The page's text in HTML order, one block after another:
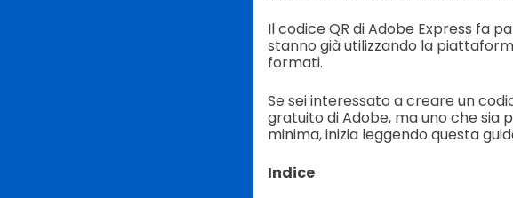
Il codice QR di Adobe Express fa
stanno già utilizzando la
formati.
Se sei interessato a creare un
gratuito di Adobe, ma uno che sia
minima, inizia leggendo questa
Indice